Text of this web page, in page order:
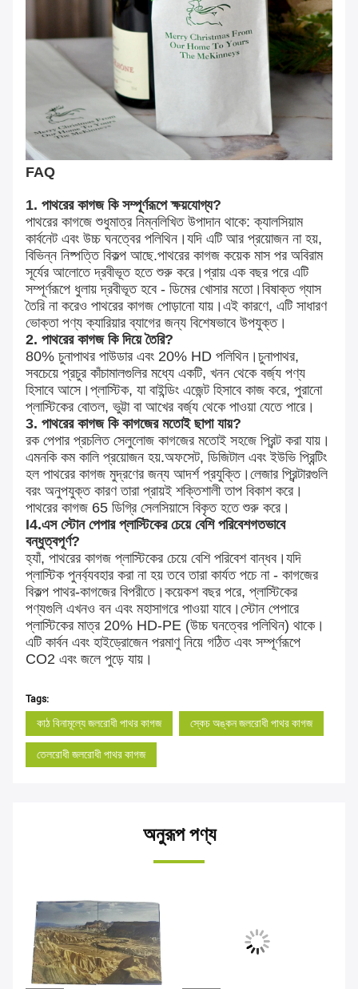
FAQ
1. পাথরের কাগজ কি সম্পূর্ণরূপে ক্ষয়যোগ্য?
পাথরের কাগজে শুধুমাত্র নিম্নলিখিত উপাদান থাকে: ক্যালসিয়াম
কার্বনেট এবং উচ্চ ঘনত্বের পলিথিন।যদি এটি আর প্রয়োজন না হয়,
বিভিন্ন নিষ্পত্তি বিকল্প আছে.পাথরের কাগজ কয়েক মাস পর অবিরাম
সূর্যের আলোতে দ্রবীভূত হতে শুরু করে।প্রায় এক বছর পরে এটি
সম্পূর্ণরূপে ধুলায় দ্রবীভূত হবে - ডিমের খোসার মতো।বিষাক্ত গ্যাস
তৈরি না করেও পাথরের কাগজ পোড়ানো যায়।এই কারণে, এটি সাধারণ
ভোক্তা পণ্য ক্যারিয়ার ব্যাগের জন্য বিশেষভাবে উপযুক্ত।
2. পাথরের কাগজ কি দিয়ে তৈরি?
80% চুনাপাথর পাউডার এবং 20% HD পলিথিন।চুনাপাথর,
সবচেয়ে প্রচুর কাঁচামালগুলির মধ্যে একটি, খনন থেকে বর্জ্য পণ্য
হিসাবে আসে।প্লাস্টিক, যা বাইন্ডিং এজেন্ট হিসাবে কাজ করে, পুরানো
প্লাস্টিকের বোতল, ভুট্টা বা আখের বর্জ্য থেকে পাওয়া যেতে পারে।
3. পাথরের কাগজ কি কাগজের মতোই ছাপা যায়?
রক পেপার প্রচলিত সেলুলোজ কাগজের মতোই সহজে প্রিন্ট করা যায়।
এমনকি কম কালি প্রয়োজন হয়.অফসেট, ডিজিটাল এবং ইউভি প্রিন্টিং
হল পাথরের কাগজ মুদ্রণের জন্য আদর্শ প্রযুক্তি।লেজার প্রিন্টারগুলি
বরং অনুপযুক্ত কারণ তারা প্রায়ই শক্তিশালী তাপ বিকাশ করে।
পাথরের কাগজ 65 ডিগ্রি সেলসিয়াসে বিকৃত হতে শুরু করে।
I4.এস স্টোন পেপার প্লাস্টিকের চেয়ে বেশি পরিবেশগতভাবে
বন্ধুত্বপূর্ণ?
হ্যাঁ, পাথরের কাগজ প্লাস্টিকের চেয়ে বেশি পরিবেশ বান্ধব।যদি
প্লাস্টিক পুনর্ব্যবহার করা না হয় তবে তারা কার্যত পচে না - কাগজের
বিকল্প পাথর-কাগজের বিপরীতে।কয়েকশ বছর পরে, প্লাস্টিকের
পণ্যগুলি এখনও বন এবং মহাসাগরে পাওয়া যাবে।স্টোন পেপারে
প্লাস্টিকের মাত্র 20% HD-PE (উচ্চ ঘনত্বের পলিথিন) থাকে।
এটি কার্বন এবং হাইড্রোজেন পরমাণু নিয়ে গঠিত এবং সম্পূর্ণরূপে
CO2 এবং জলে পুড়ে যায়।
Tags:
কাঠ বিনামূল্যে জলরোধী পাথর কাগজ স্কেচ অঙ্কন জলরোধী পাথর কাগজ
তেলরোধী জলরোধী পাথর কাগজ
অনুরূপ পণ্য